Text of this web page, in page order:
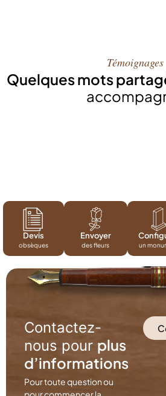
Témoignages
Quelques mots
Devis
obsèques
Envoyer
des fleurs un
Contactez-
nous pour plus
d’informations
Pour toute question ou